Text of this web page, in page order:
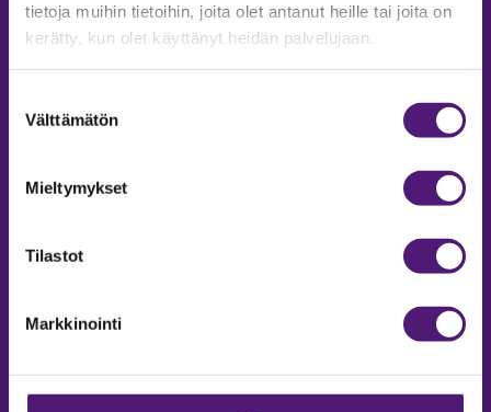
tietoja muihin tietoihin, joita olet antanut heille tai joita on
kerätty, kun olet käyttänyt heidän palvelujaan.
valinta
Välttämätön
Mieltymykset
Tilastot
Markkinointi
MAJOITUS
Vastuullisuus